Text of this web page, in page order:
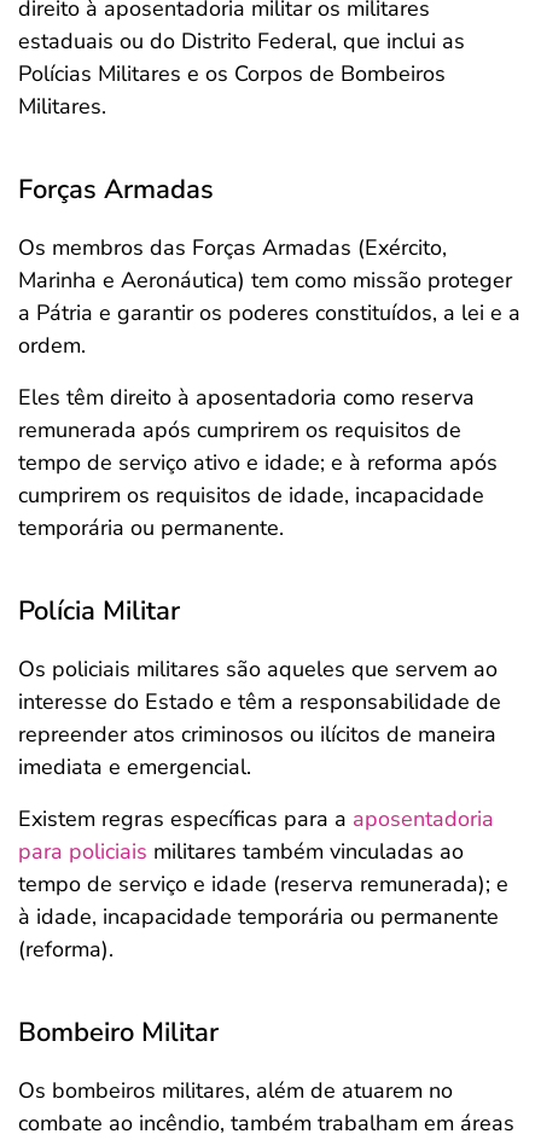
direito à aposentadoria militar os militares
estaduais ou do Distrito Federal, que inclui as
Polícias Militares e os Corpos de Bombeiros
Militares.
Forças Armadas
Os membros das Forças Armadas (Exército,
Marinha e Aeronáutica) tem como missão proteger
a Pátria e garantir os poderes constituídos, a lei e a
ordem.
Eles têm direito à aposentadoria como reserva
remunerada após cumprirem os requisitos de
tempo de serviço ativo e idade; e à reforma após
cumprirem os requisitos de idade, incapacidade
temporária ou permanente.
Polícia Militar
Os policiais militares são aqueles que servem ao
interesse do Estado e têm a responsabilidade de
repreender atos criminosos ou ilícitos de maneira
imediata e emergencial.
Existem regras específicas para a aposentadoria
para policiais militares também vinculadas ao
tempo de serviço e idade (reserva remunerada); e
à idade, incapacidade temporária ou permanente
(reforma).
Bombeiro Militar
Os bombeiros militares, além de atuarem no
combate ao incêndio, também trabalham em áreas